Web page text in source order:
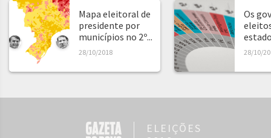
Mapa eleitoral de
presidente por
municípios no 2º...
28/10/2018
Os
28/10/
ELEIÇÕES